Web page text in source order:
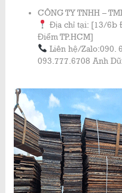
CÔNG TY TNHH –
Địa chỉ tại: [13/6b
Điểm TP.HCM]
Liên hệ/Zalo:090.
093.777.6708 Anh